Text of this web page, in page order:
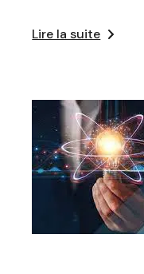
Lire la suite